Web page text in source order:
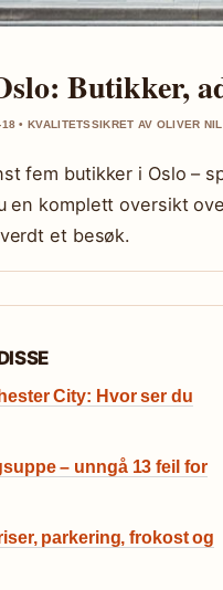
Butikker,
• KVALITETSSIKRET AV OLIVER
fem butikker i Oslo –
en komplett oversikt
et besøk.
City: Hvor ser du
– unngå 13 feil for
parkering, frokost og